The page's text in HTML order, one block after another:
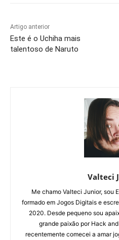
Artigo anterior
Este é o Uchiha mais
talentoso de Naruto
Valteci
Me chamo Valteci Junior, sou
formado em Jogos Digitais e
2020. Desde pequeno sou
grande paixão por Hack
recentemente comecei a amar